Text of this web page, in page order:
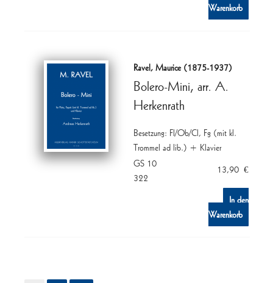
Warenkorb
Ravel, Maurice (1875-1937)
Bolero-Mini, arr. A.
Herkenrath
Besetzung: Fl/Ob/Cl, Fg (mit kl.
Trommel ad lib.) + Klavier
GS 10
322
13,90 €
In den
Warenkorb